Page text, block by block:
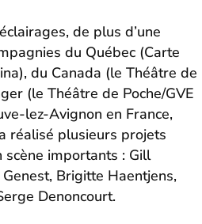
de plus d’une
du Québec (Carte
du Canada (le Théâtre de
(le Théâtre de Poche/GVE
lez-Avignon en France,
réalisé plusieurs projets
importants : Gill
, Brigitte Haentjens,
Denoncourt.